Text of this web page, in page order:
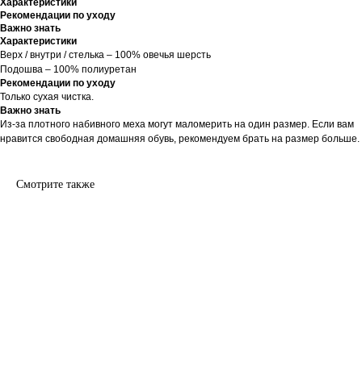
Рекомендации по уходу
Важно знать
Характеристики
Верх / внутри / стелька – 100% овечья шерсть
Подошва – 100% полиуретан
Рекомендации по уходу
Только сухая чистка.
Важно знать
Из-за плотного набивного меха могут маломерить на один размер. Если вам
нравится свободная домашняя обувь, рекомендуем брать на размер больше.
Смотрите также